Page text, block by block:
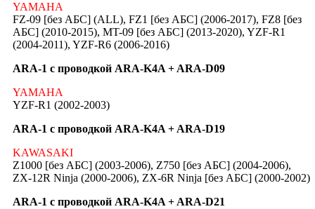
YAMAHA
FZ-09 [без АБС] (ALL), FZ1 [без АБС] (2006-2017), FZ8 [без
АБС] (2010-2015), MT-09 [без АБС] (2013-2020), YZF-R1
(2004-2011), YZF-R6 (2006-2016)
ARA-1 с проводкой ARA-K4A + ARA-D09
YAMAHA
YZF-R1 (2002-2003)
ARA-1 с проводкой ARA-K4A + ARA-D19
KAWASAKI
Z1000 [без АБС] (2003-2006), Z750 [без АБС] (2004-2006),
ZX-12R Ninja (2000-2006), ZX-6R Ninja [без АБС] (2000-2002)
ARA-1 с проводкой ARA-K4A + ARA-D21